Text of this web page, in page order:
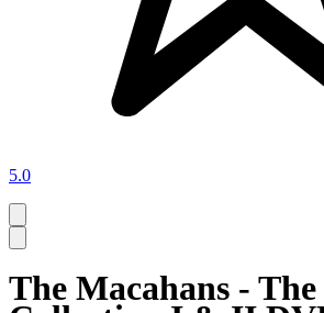
5.0
The Macahans -